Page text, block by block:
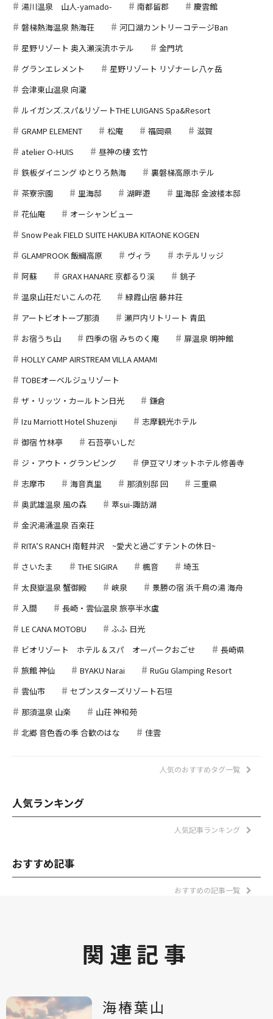
湯川温泉 山人-yamado-
南都留郡
慶雲館
磐梯熱海温泉 熱海荘
河口湖カントリーコテージBan
星野リゾート 奥入瀬渓流ホテル
金門坑
グランエレメント
星野リゾート リゾナーレ八ヶ岳
会津東山温泉 向瀧
ルイガンズ.スパ&リゾートTHE LUIGANS Spa&Resort
GRAMP ELEMENT
松庵 福岡県
滋賀
atelier O-HUIS
昼神の棲 玄竹
鉄板ダイニング ゆとりろ熱海
裏磐梯高原ホテル
茶寮宗園
里海邸 湖畔遊
里海邸 金波楼本邸
花仙庵
オーシャンビュー
Snow Peak FIELD SUITE HAKUBA KITAONE KOGEN
GLAMPROOK 飯綱高原
ヴィラ
ホテルリッジ
阿蘇
GRAX HANARE 京都るり渓
銚子
温泉山荘だいこんの花
緑霞山宿 藤井荘
アートビオトープ那須
瀬戸内リトリート 青凪
お宿うち山
四季の宿 みちのく庵
扉温泉 明神館
HOLLY CAMP AIRSTREAM VILLA AMAMI
TOBEオーベルジュリゾート
ザ・リッツ・カールトン日光
鎌倉
Izu Marriott Hotel Shuzenji
志摩観光ホテル
御宿 竹林亭
石苔亭いしだ
ジ・アウト・グランピング
伊豆マリオットホテル修善寺
志摩市
海音真里 那須別邸 回
三重県
奥武雄温泉 風の森
萃sui-諏訪湖
金沢湯涌温泉 百楽荘
RITA’S RANCH 南軽井沢 ~愛犬と過ごすテントの休日~
さいたま
THE SIGIRA 楓音
埼玉
太良嶽温泉 蟹御殿
峡泉
景勝の宿 浜千鳥の湯 海舟
入間
長崎・雲仙温泉 旅亭半水盧
LE CANA MOTOBU
ふふ 日光
ビオリゾート ホテル＆スパ オーパークおごせ
長崎県
旅館 神仙
BYAKU Narai
RuGu Glamping Resort
雲仙市
セブンスターズリゾート石垣
那須温泉 山楽
山荘 神和苑
北郷 音色香の季 合歓のはな
佳雲
人気のおすすめタグ一覧
人気ランキング
人気記事ランキング
おすすめ記事
おすすめの記事一覧
関連記事
海椿葉山